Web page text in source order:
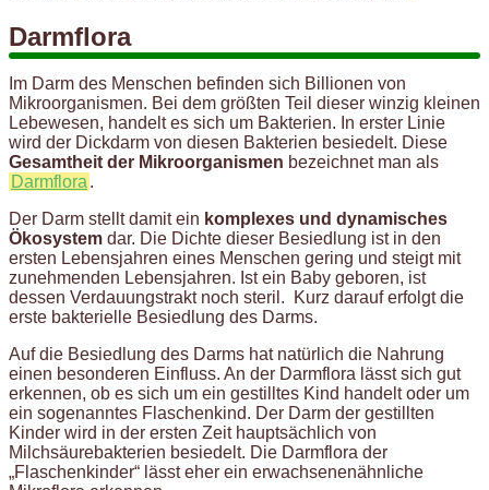
Darmflora
Im Darm des Menschen befinden sich Billionen von
Mikroorganismen. Bei dem größten Teil dieser winzig kleinen
Lebewesen, handelt es sich um Bakterien. In erster Linie
wird der Dickdarm von diesen Bakterien besiedelt. Diese
Gesamtheit der Mikroorganismen bezeichnet man als
Darmflora .
Der Darm stellt damit ein komplexes und dynamisches
Ökosystem dar. Die Dichte dieser Besiedlung ist in den
ersten Lebensjahren eines Menschen gering und steigt mit
zunehmenden Lebensjahren. Ist ein Baby geboren, ist
dessen Verdauungstrakt noch steril. Kurz darauf erfolgt die
erste bakterielle Besiedlung des Darms.
Auf die Besiedlung des Darms hat natürlich die Nahrung
einen besonderen Einfluss. An der Darmflora lässt sich gut
erkennen, ob es sich um ein gestilltes Kind handelt oder um
ein sogenanntes Flaschenkind. Der Darm der gestillten
Kinder wird in der ersten Zeit hauptsächlich von
Milchsäurebakterien besiedelt. Die Darmflora der
„Flaschenkinder“ lässt eher ein erwachsenenähnliche